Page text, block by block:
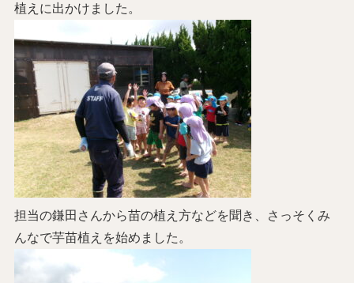
植えに出かけました。
担当の鎌田さんから苗の植え方などを聞き、さっそくみ
んなで芋苗植えを始めました。